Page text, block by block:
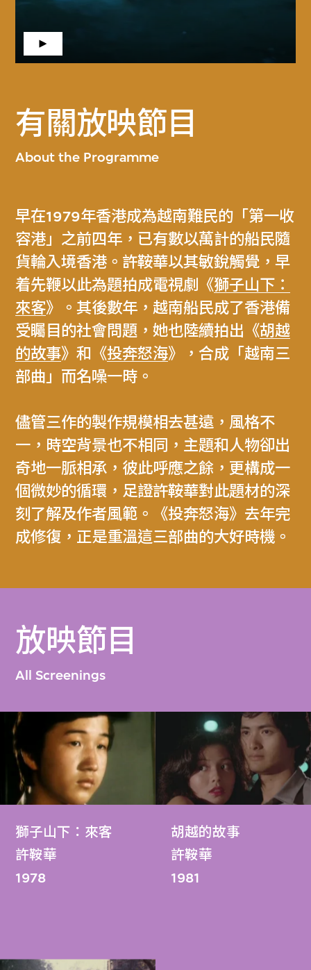
有關放映節目
About the Programme
早在1979年香港成為越南難民的「第一收
容港」之前四年，已有數以萬計的船民隨
貨輪入境香港。許鞍華以其敏銳觸覺，早
着先鞭以此為題拍成電視劇《獅子山下：
來客》。其後數年，越南船民成了香港備
受矚目的社會問題，她也陸續拍出《胡越
的故事》和《投奔怒海》，合成「越南三
部曲」而名噪一時。
儘管三作的製作規模相去甚遠，風格不
一，時空背景也不相同，主題和人物卻出
奇地一脈相承，彼此呼應之餘，更構成一
個微妙的循環，足證許鞍華對此題材的深
刻了解及作者風範。《投奔怒海》去年完
成修復，正是重溫這三部曲的大好時機。
放映節目
All Screenings
獅子山下：來客
許鞍華
1978
胡越的故事
許鞍華
1981